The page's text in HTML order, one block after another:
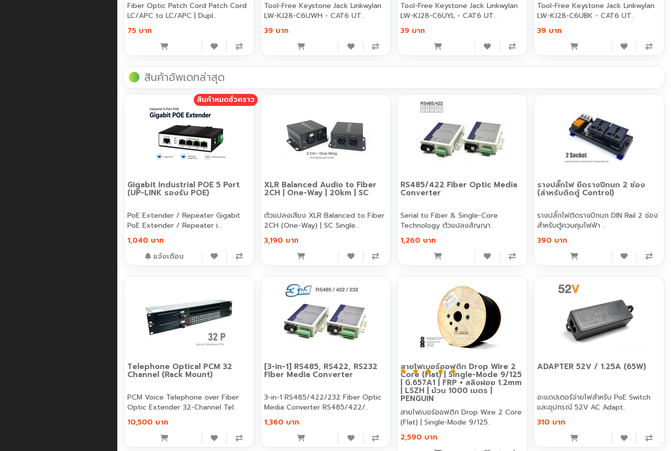
Fiber Optic Patch Cord Patch Cord
LC/APC to LC/APC | Dupl..
75 บาท
Tool-Free Keystone Jack Linkwylan
LW-KJ28-C6UWH - CAT6 UT..
39 บาท
Tool-Free Keystone Jack Linkwylan
LW-KJ28-C6UYL - CAT6 UT..
39 บาท
Tool-Free Keystone Jack Linkwylan
LW-KJ28-C6UBK - CAT6 UT..
39 บาท
สินค้าอัพเดทล่าสุด
Gigabit Industrial POE 5 Port
(UP-LINK รองรับ POE)
PoE Extender / Repeater Gigabit
PoE Extender / Repeater เ..
1,040 บาท
สินค้าหมดชั่วคราว
แจ้งเตือน
XLR Balanced Audio to Fiber
2CH | One-Way | 20km | SC
ตัวแปลงเสียง XLR Balanced to Fiber
2CH (One-Way) | SC Single..
3,190 บาท
RS485/422 Fiber Optic Media
Converter
Serial to Fiber & Single-Core
Technology ตัวแปลงสัญญา..
1,260 บาท
รางปลั๊กไฟ ยึดรางปีกนก 2 ช่อง
(สำหรับติดตู้ Control)
รางปลั๊กไฟติดรางปีกนก DIN Rail 2 ช่อง
สำหรับตู้ควบคุมไฟฟ้า ..
390 บาท
Telephone Optical PCM 32
Channel (Rack Mount)
PCM Voice Telephone over Fiber
Optic Extender 32-Channel Tel..
10,500 บาท
[3-in-1] RS485, RS422, RS232
Fiber Media Converter
3-in-1 RS485/422/232 Fiber Optic
Media Converter RS485/422/..
1,360 บาท
สายไฟเบอร์ออฟติก Drop Wire 2
Core (Flat) | Single-Mode 9/125
| G.657A1 | FRP + สลิงฝอย 1.2mm
| LSZH | ม้วน 1000 เมตร |
PENGUIN
สายไฟเบอร์ออฟติก Drop Wire 2 Core
(Flat) | Single-Mode 9/125..
2,590 บาท
ADAPTER 52V / 1.25A (65W)
อะแดปเตอร์จ่ายไฟสำหรับ PoE Switch
และอุปกรณ์ 52V AC Adapt..
310 บาท